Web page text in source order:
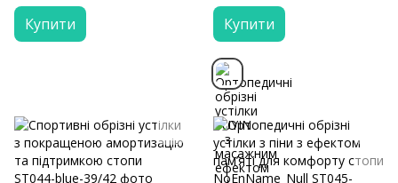
Купити Купити